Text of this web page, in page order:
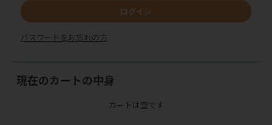
ログイン
パスワードをお忘れの方
現在のカートの中身
カートは空です